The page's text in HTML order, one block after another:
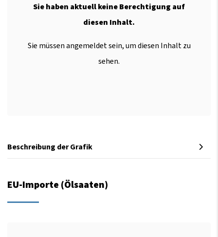
Sie haben aktuell keine Berechtigung auf
diesen Inhalt.
Sie müssen angemeldet sein, um diesen Inhalt zu
sehen.
Beschreibung der Grafik
EU-Importe (Ölsaaten)